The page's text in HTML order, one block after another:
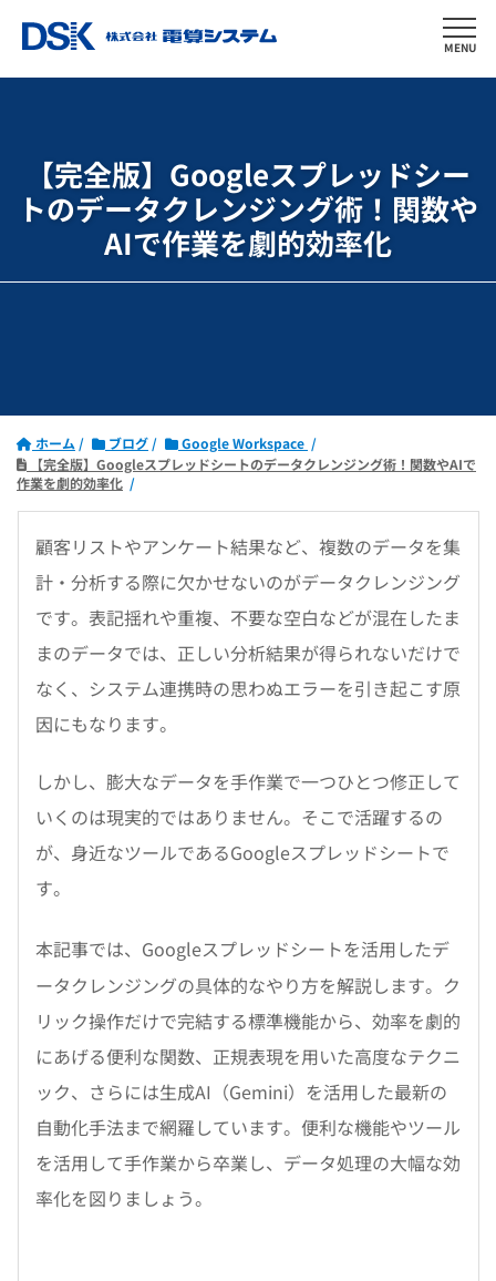
MENU
【完全版】Googleスプレッドシー
トのデータクレンジング術！ 関数や
AIで作業を劇的効率化
ホーム ブログ
Google Workspace
【完全版】Googleスプレッドシートのデータクレンジング術！関数やAIで
作業を劇的効率化
顧客リストやアンケート結果など、複数のデータを集
計・分析する際に欠かせないのがデータクレンジング
です。表記揺れや重複、不要な空白などが混在したま
まのデータでは、正しい分析結果が得られないだけで
なく、システム連携時の思わぬエラーを引き起こす原
因にもなります。
しかし、膨大なデータを手作業で一つひとつ修正して
いくのは現実的ではありません。そこで活躍するの
が、身近なツールであるGoogleスプレッドシートで
す。
本記事では、Googleスプレッドシートを活用したデ
ータクレンジングの具体的なやり方を解説します。ク
リック操作だけで完結する標準機能から、効率を劇的
にあげる便利な関数、正規表現を用いた高度なテクニ
ック、さらには生成AI（Gemini）を活用した最新の
自動化手法まで網羅しています。便利な機能やツール
を活用して手作業から卒業し、データ処理の大幅な効
率化を図りましょう。